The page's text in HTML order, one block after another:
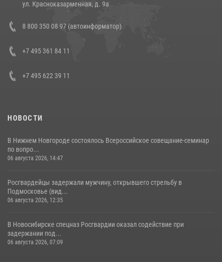
В Росгвардии прошла военно-научная конференция по обобщению
боевого опыта
ул. Красноказарменная, д. 9а
8 800 350 08 97 (автоинформатор)
+7 495 361 84 11
+7 495 622 39 11
НОВОСТИ
В Нижнем Новгороде состоялось Всероссийское совещание-семинар
по вопро...
06 августа 2026, 14:47
Росгвардейцы задержали мужчину, открывшего стрельбу в
Подмосковье (вид...
06 августа 2026, 12:35
В Новосибирске спецназ Росгвардии оказал содействие при
задержании под...
06 августа 2026, 07:09